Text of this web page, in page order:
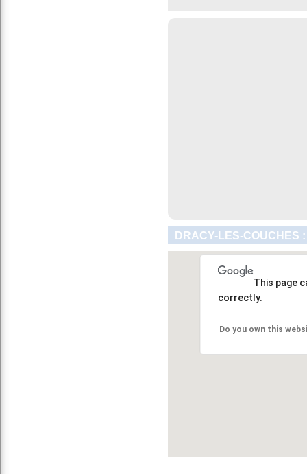
DRACY-LES-COUCHES
This page
correctly.
Do you own this